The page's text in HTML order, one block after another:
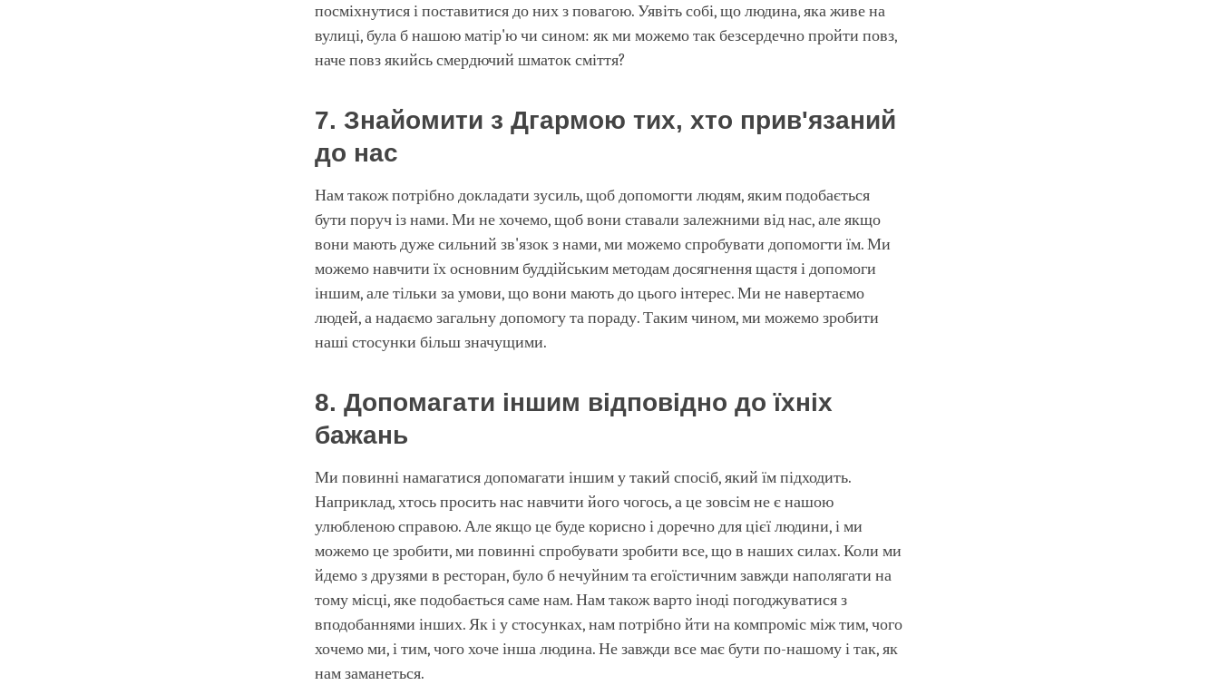
посміхнутися і поставитися до них з повагою. Уявіть собі, що людина, яка живе на
вулиці, була б нашою матір'ю чи сином: як ми можемо так безсердечно пройти повз,
наче повз якийсь смердючий шматок сміття?
7. Знайомити з Дгармою тих, хто прив'язаний
до нас
Нам також потрібно докладати зусиль, щоб допомогти людям, яким подобається
бути поруч із нами. Ми не хочемо, щоб вони ставали залежними від нас, але якщо
вони мають дуже сильний зв'язок з нами, ми можемо спробувати допомогти їм. Ми
можемо навчити їх основним буддійським методам досягнення щастя і допомоги
іншим, але тільки за умови, що вони мають до цього інтерес. Ми не навертаємо
людей, а надаємо загальну допомогу та пораду. Таким чином, ми можемо зробити
наші стосунки більш значущими.
8. Допомагати іншим відповідно до їхніх
бажань
Ми повинні намагатися допомагати іншим у такий спосіб, який їм підходить.
Наприклад, хтось просить нас навчити його чогось, а це зовсім не є нашою
улюбленою справою. Але якщо це буде корисно і доречно для цієї людини, і ми
можемо це зробити, ми повинні спробувати зробити все, що в наших силах. Коли ми
йдемо з друзями в ресторан, було б нечуйним та егоїстичним завжди наполягати на
тому місці, яке подобається саме нам. Нам також варто іноді погоджуватися з
вподобаннями інших. Як і у стосунках, нам потрібно йти на компроміс між тим, чого
хочемо ми, і тим, чого хоче інша людина. Не завжди все має бути по-нашому і так, як
нам заманеться.